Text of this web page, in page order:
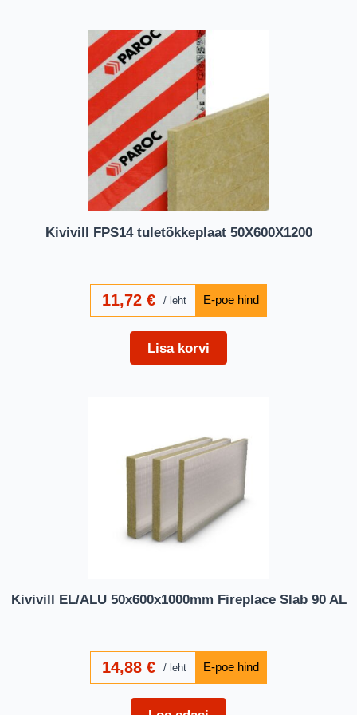
Kivivill FPS14 tuletõkkeplaat 50X600X1200
11,72 € leht
Lisa korvi
Kivivill EL/ALU 50x600x1000mm Fireplace Slab 90 AL
14,88 € leht